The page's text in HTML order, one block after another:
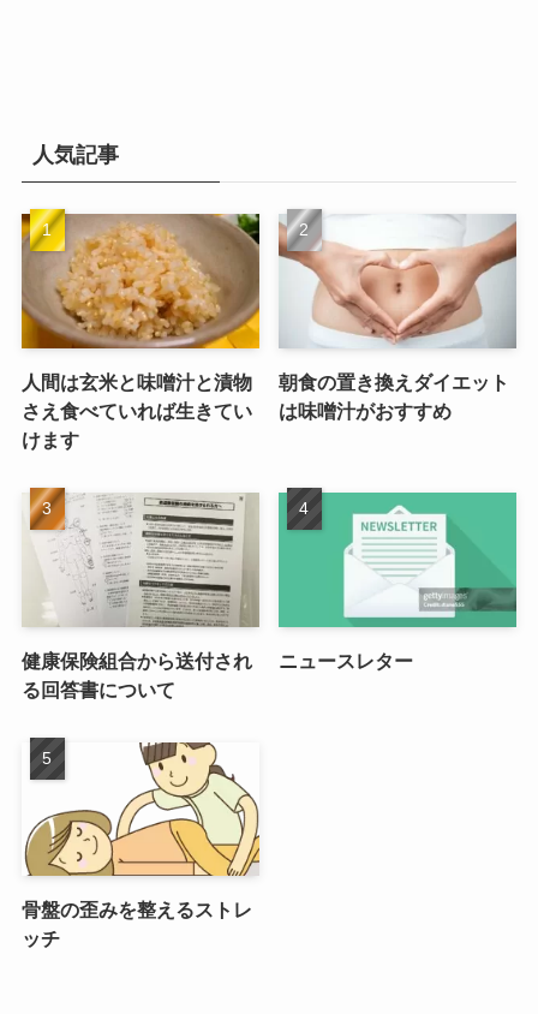
人気記事
人間は玄米と味噌汁と漬物
さえ食べていれば生きてい
けます
朝食の置き換えダイエット
は味噌汁がおすすめ
健康保険組合から送付され
る回答書について
ニュースレター
骨盤の歪みを整えるストレ
ッチ